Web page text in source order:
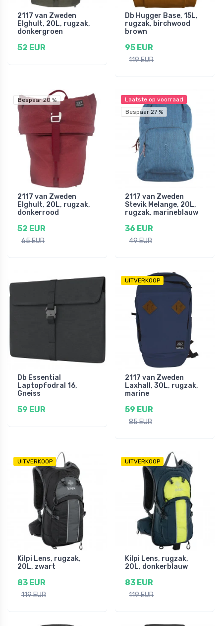
2117 van Zweden
Elghult, 20L, rugzak,
donkergroen
52 EUR
Db Hugger Base, 15L,
rugzak, birchwood
brown
95 EUR
119 EUR
Bespaar 20 %
2117 van Zweden
Elghult, 20L, rugzak,
donkerrood
52 EUR
65 EUR
Laatste op voorraad
Bespaar 27 %
2117 van Zweden
Stevik Melange, 20L,
rugzak, marineblauw
36 EUR
49 EUR
Db Essential
Laptopfodral 16,
Gneiss
59 EUR
UITVERKOOP
2117 van Zweden
Laxhall, 30L, rugzak,
marine
59 EUR
85 EUR
UITVERKOOP
Kilpi Lens, rugzak,
20L, zwart
83 EUR
119 EUR
UITVERKOOP
Kilpi Lens, rugzak,
20L, donkerblauw
83 EUR
119 EUR